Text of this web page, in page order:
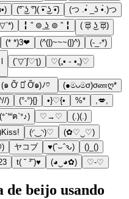
(͡° ͜ʖ ͡°)( ͡• ͜ʖ ͡•)
(つ .•́ _ʖ •̀.)つ
╏ ” ⊚ ͟ʖ ⊚ ” ╏
( ͡ಥ ͜ʖ ͡ಥ)
(* *)3❤ (^(|)~~~(|)^) (-_-*)
(´▽`ʃ♡ƪ) ♡(„• ֊ •„)♡
(๑ Ỡ ◡͐ Ỡ๑)ﾉ♡
(●මᴗමσ)σணღ*
) (°-°){} •}♡{• %*
,💋,
ฅˋᐤ♪) ♡→♡
(.)(.)
(◜‿◝)♡
(✿♡‿♡)
ヤコブ ♥(ˆ⌣ˆԅ)
()_()
t( ˘ ³˘)♥ (◕‿◕✿) ♡-♡
de beijo usando